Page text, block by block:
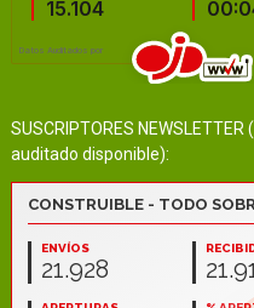
SUSCRIPTORES
auditado disponible):